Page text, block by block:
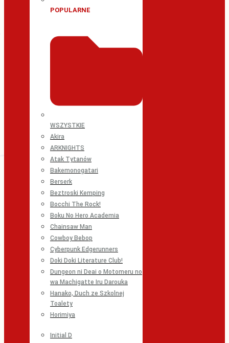
POPULARNE
WSZYSTKIE
Akira
ARKNIGHTS
Atak Tytanów
Bakemonogatari
Berserk
Beztroski Kemping
Bocchi The Rock!
Boku No Hero Academia
Chainsaw Man
Cowboy Bebop
Cyberpunk Edgerunners
Doki Doki Literature Club!
Dungeon ni Deai o Motomeru no
wa Machigatte Iru Darouka
Hanako, Duch ze Szkolnej
Toalety
Horimiya
Initial D